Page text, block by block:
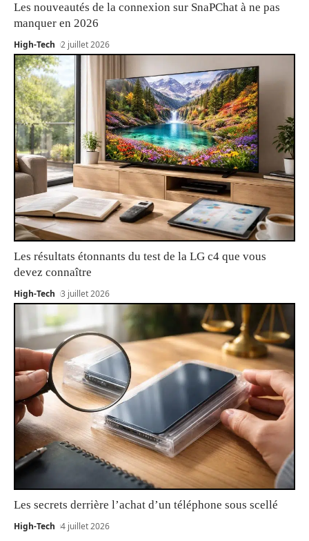
Les nouveautés de la connexion sur SnaPChat à ne pas
manquer en 2026
High-Tech 2 juillet 2026
Les résultats étonnants du test de la LG c4 que vous
devez connaître
High-Tech 3 juillet 2026
Les secrets derrière l’achat d’un téléphone sous scellé
High-Tech 4 juillet 2026